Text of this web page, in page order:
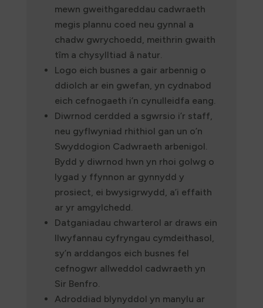
mewn gweithgareddau cadwraeth
megis plannu coed neu gynnal a
chadw gwrychoedd, meithrin gwaith
tîm a chysylltiad â natur.
Logo eich busnes a gair arbennig o
ddiolch ar ein gwefan, yn cydnabod
eich cefnogaeth i’n cynulleidfa eang.
Diwrnod cerdded a sgwrsio i’r staff,
neu gyflwyniad rhithiol gan un o’n
Swyddogion Cadwraeth arbenigol.
Bydd y diwrnod hwn yn rhoi golwg o
lygad y ffynnon ar gynnydd y
prosiect, ei bwysigrwydd, a’i effaith
ar yr amgylchedd.
Datganiadau chwarterol ar draws ein
llwyfannau cyfryngau cymdeithasol,
sy’n arddangos eich busnes fel
cefnogwr allweddol cadwraeth yn
Sir Benfro.
Adroddiad blynyddol yn manylu ar